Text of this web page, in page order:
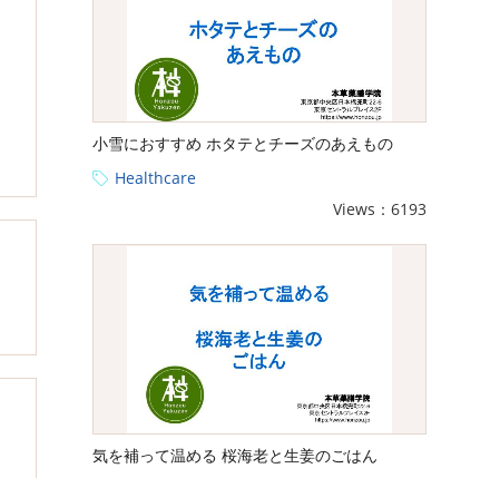
小雪におすすめ ホタテとチーズのあえもの
Healthcare
Views：6193
気を補って温める 桜海老と生姜のごはん